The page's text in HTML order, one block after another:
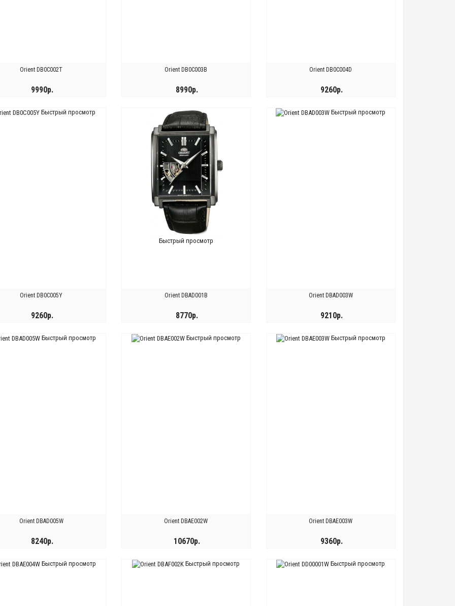
Orient DB0C002T
9990р.
КУПИТЬ
Orient DB0C003B
8990р.
Orient DB0C004D
9260р.
КУПИТЬ
Быстрый просмотр
Orient DB0C005Y
9260р.
КУПИТЬ
Быстрый просмотр
Orient DBAD001B
8770р.
КУПИТЬ
Быстрый просмотр
Orient DBAD003W
9210р.
КУПИТЬ
Быстрый просмотр
Orient DBAD005W
8240р.
КУПИТЬ
Быстрый просмотр
Orient DBAE002W
10670р.
КУПИТЬ
Быстрый просмотр
Orient DBAE003W
9360р.
КУПИТЬ
Быстрый просмотр Быстрый просмотр Быстрый просмотр